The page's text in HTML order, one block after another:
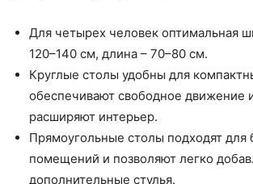
Для четырех человек оптимальная
120–140 см, длина – 70–80 см.
Круглые столы удобны для
обеспечивают свободное движение
расширяют интерьер.
Прямоугольные столы подходят для
помещений и позволяют легко
дополнительные стулья.